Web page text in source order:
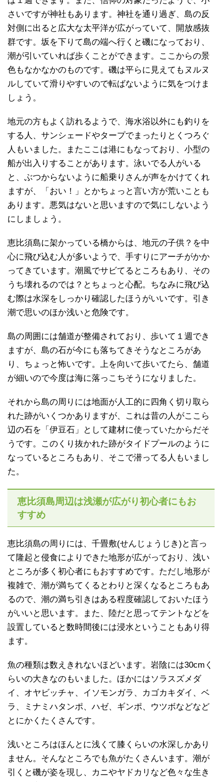
さいですが神社もあります。神社を通り過ぎ、島の反
対側に出ると広大な太平洋が広がっていて、開放感抜
群です。坂を下りて島の端へ行くと磯になっており、
潮が引いていれば歩くことができます。ここからの景
色もなかなかのものです。磯は平らに見えてもヌルヌ
ルしていて滑りやすいので転ばないように気をつけま
しょう。
地元の方もよく訪れるようで、海水浴以外にも釣りを
する人、サンシェードやタープでまったりとくつろぐ
人もいました。またここは港にもなっており、小型の
船が出入りすることがあります。泳いでる人がいる
と、ぶつからないように船乗りさんが声をかけてくれ
ますが、「おい！」とかちょっと言い方が荒いことも
あります。悪気はないと思いますので気にしないよう
にしましょう。
恵比須島に架かっている橋からは、地元の子供？を中
心に飛び込む人が多いようで、手すりにアーチがかか
ってきています。潮風でサビてるところもあり、その
うち壊れるのでは？とちょっと心配。ちなみに飛び込
む際は水深をしっかり確認したほうがいいです。引き
潮で思いのほか浅いと危険です。
島の周囲には舗道が整備されており、歩いて１週でき
ますが、島の石が今にも落ちてきそうなところがあ
り、ちょっと怖いです。上を向いて歩いてたら、舗道
が細いので今度は海に落っこちそうになりました。
それから島の周りには地面が人工的に四角く切り取ら
れた跡がいくつかありますが、これは昔の人がここら
辺の石を「伊豆石」として建材に使っていたからだそ
うです。このくり抜かれた跡がタイドプールのように
なっているところもあり、そこで潜ってる人もいまし
た。
恵比須島周辺は浅瀬が広がり初心者にもお
すすめ
恵比須島の周りには、千畳敷(せんじょうじき)と言っ
て隆起と侵食によりできた地形が広がっており、浅い
ところが多く初心者にもおすすめです。ただし地形が
複雑で、潮が満ちてくるとわりと深くなるところもあ
るので、潮の満ち引きはある程度確認しておいたほう
がいいと思います。また、陸だと思ってテントなどを
設置していると数時間後には浸水ということもあり得
ます。
魚の種類は数えきれないほどいます。岩陰には30cmく
らいの大きなのもいました。ほかにはソラスズメダ
イ、オヤビッチャ、イソモンガラ、カゴカキダイ、ベ
ラ、ミナミハタンポ、ハゼ、ギンポ、ウツボなどなど
とにかくたくさんです。
浅いところはほんとに浅くて膝くらいの水深しかあり
ません。そんなところでも魚がたくさんいます。潮が
引くと磯が姿を現し、カニやヤドカリなど色々な生き